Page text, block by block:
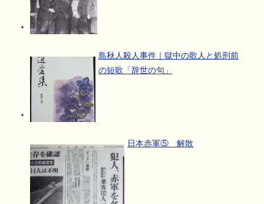
島秋人殺人事件｜獄中の歌人と処刑前
の短歌「辞世の句」
日本赤軍⑤ 解散